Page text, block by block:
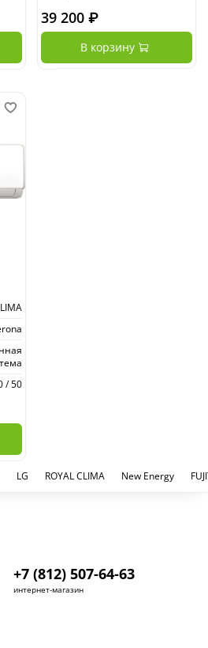
39 200 ₽
В корзину
/ 50
LG ROYAL CLIMA New Energy
+7 (812) 507-64-63
интернет-магазин